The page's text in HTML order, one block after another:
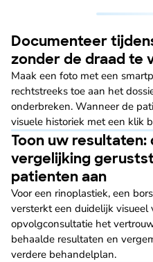
Documenteer
zonder de draad te
Maak een foto met een
rechtstreeks toe aan het
onderbreken. Wanneer de
visuele historiek met een klik
Toon uw
vergelijking
patienten aan
Voor een rinoplastiek, een
versterkt een duidelijk
opvolgconsultatie het
behaalde resultaten en
verdere behandelplan.